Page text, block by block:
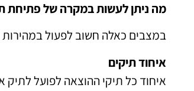
מה ניתן לעשות במקרה של פתיחת
במצבים כאלה חשוב לפעול במהירות
איחוד תיקים
איחוד כל תיקי ההוצאה לפועל